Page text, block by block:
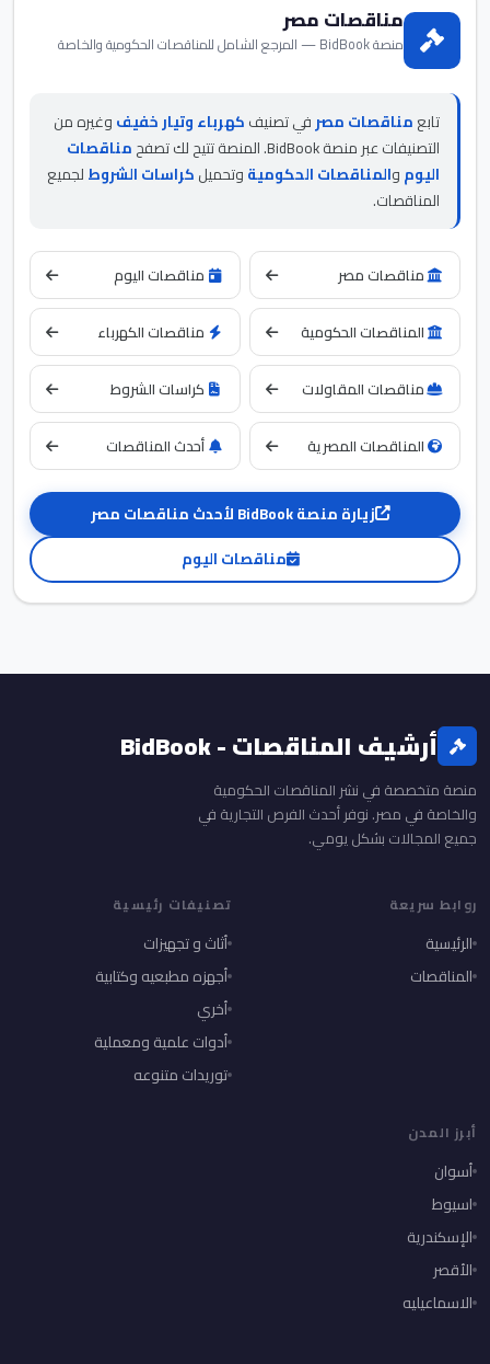
مناقصات مصر
منصة BidBook — المرجع الشامل للمناقصات الحكومية والخاصة
تابعمناقصات مصرفي تصنيفكهرباء وتيار خفيفوغيره من
التصنيفات عبر منصة BidBook. المنصة تتيح لك تصفح
مناقصات
اليوموالمناقصات الحكوميةوتحميلكراسات الشروطلجميع
المناقصات.
مناقصات مصر مناقصات اليوم
المناقصات الحكومية مناقصات الكهرباء
مناقصات المقاولات كراسات الشروط
المناقصات المصرية أحدث المناقصات
زيارة منصة BidBook لأحدث مناقصات مصر
مناقصات اليوم
أرشيف المناقصات - BidBook
منصة متخصصة في نشر المناقصات الحكومية
والخاصة في مصر. نوفر أحدث الفرص التجارية في
جميع المجالات بشكل يومي.
روابط سريعة
الرئيسية
المناقصات
تصنيفات رئيسية
أثاث و تجهيزات
أجهزه مطبعيه وكتابية
أخري
أدوات علمية ومعملية
توريدات متنوعه
أبرز المدن
أسوان
اسيوط
الإسكندرية
الأقصر
الاسماعيليه